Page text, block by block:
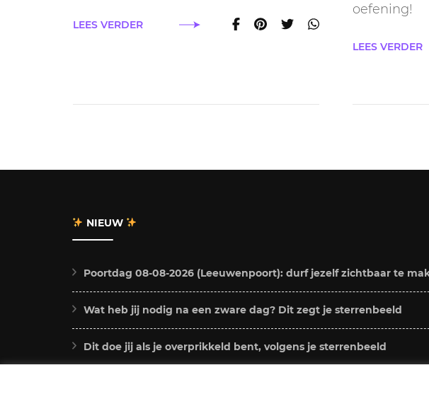
LEES VERDER
oefening!
LEES VERDER
NIEUW
Poortdag 08-08-2026 (Leeuwenpoort): durf jezelf zichtbaar te
Wat heb jij nodig na een zware dag? Dit zegt je sterrenbeeld
Dit doe jij als je overprikkeld bent, volgens je sterrenbeeld